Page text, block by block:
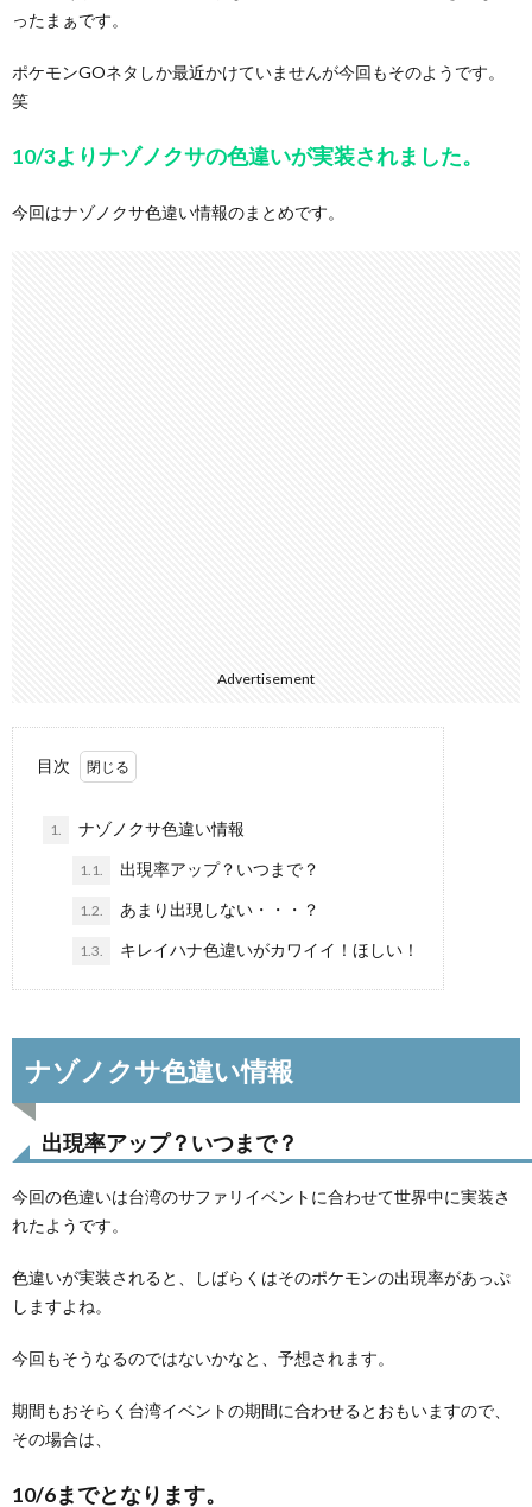
ったまぁです。
ポケモンGOネタしか最近かけていませんが今回もそのようです。
笑
10/3よりナゾノクサの色違いが実装されました。
今回はナゾノクサ色違い情報のまとめです。
Advertisement
目次
1. ナゾノクサ色違い情報
1.1. 出現率アップ？いつまで？
1.2. あまり出現しない・・・？
1.3. キレイハナ色違いがカワイイ！ほしい！
ナゾノクサ色違い情報
出現率アップ？いつまで？
今回の色違いは台湾のサファリイベントに合わせて世界中に実装さ
れたようです。
色違いが実装されると、しばらくはそのポケモンの出現率があっぷ
しますよね。
今回もそうなるのではないかなと、予想されます。
期間もおそらく台湾イベントの期間に合わせるとおもいますので、
その場合は、
10/6までとなります。